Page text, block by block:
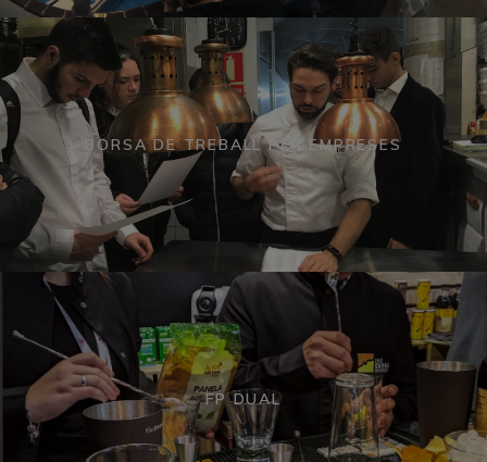
BORSA DE TREBALL PER EMPRESES
FP DUAL